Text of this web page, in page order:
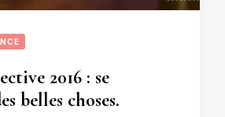
2016 : se
belles choses.